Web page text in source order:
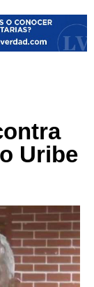
Uribe